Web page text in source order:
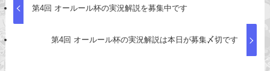
第4回 オールール杯の実況解説を募集中です
第4回 オールール杯の実況解説は本日が募集〆切です